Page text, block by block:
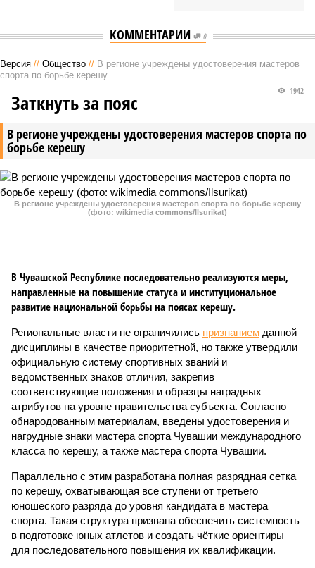
КОММЕНТАРИИ 0
Версия // Общество // В регионе учреждены удостоверения мастеров
спорта по борьбе керешу
В регионе учреждены удостоверения мастеров спорта по
борьбе керешу
1942
Заткнуть за пояс
В регионе учреждены удостоверения мастеров спорта по борьбе керешу
(фото: wikimedia commons/Ilsurikat)
В Чувашской Республике последовательно реализуются меры,
направленные на повышение статуса и институциональное
развитие национальной борьбы на поясах керешу.
Региональные власти не ограничились признанием данной
дисциплины в качестве приоритетной, но также утвердили
официальную систему спортивных званий и
ведомственных знаков отличия, закрепив
соответствующие положения и образцы наградных
атрибутов на уровне правительства субъекта. Согласно
обнародованным материалам, введены удостоверения и
нагрудные знаки мастера спорта Чувашии международного
класса по керешу, а также мастера спорта Чувашии.
Параллельно с этим разработана полная разрядная сетка
по керешу, охватывающая все ступени от третьего
юношеского разряда до уровня кандидата в мастера
спорта. Такая структура призвана обеспечить системность
в подготовке юных атлетов и создать чёткие ориентиры
для последовательного повышения их квалификации.